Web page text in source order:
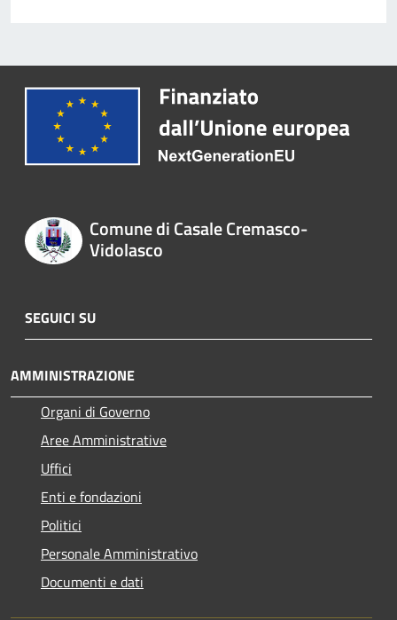
Comune di Casale Cremasco-
Vidolasco
SEGUICI SU
AMMINISTRAZIONE
Organi di Governo
Aree Amministrative
Uffici
Enti e fondazioni
Politici
Personale Amministrativo
Documenti e dati